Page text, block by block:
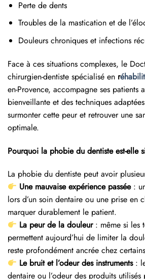
Perte de dents
Troubles de la mastication et de
Douleurs chroniques et infections
Face à ces situations complexes, le
chirurgien-dentiste spécialisé en r
en-Provence, accompagne ses patients
bienveillante et des techniques
surmonter cette peur et retrouver une
optimale.
Pourquoi la phobie du dentiste est-elle
La phobie du dentiste peut avoir
Une mauvaise expérience passée:
lors d’un soin dentaire ou une prise en
marquer durablement le patient.
La peur de la douleur: même si les
permettent aujourd’hui de limiter la
reste profondément ancrée chez
Le bruit et l’odeur des instruments:
dentaire ou l’odeur des produits